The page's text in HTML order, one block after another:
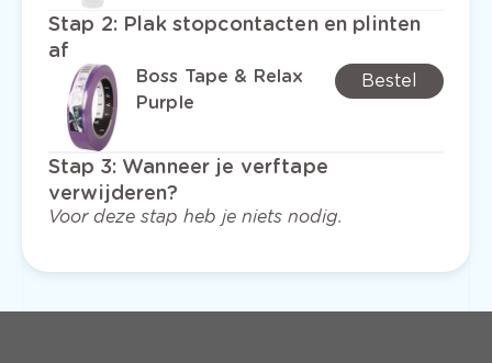
Stap 2: Plak stopcontacten en plinten
af
Boss Tape & Relax
Purple
Bestel
Stap 3: Wanneer je verftape
verwijderen?
Voor deze stap heb je niets nodig.